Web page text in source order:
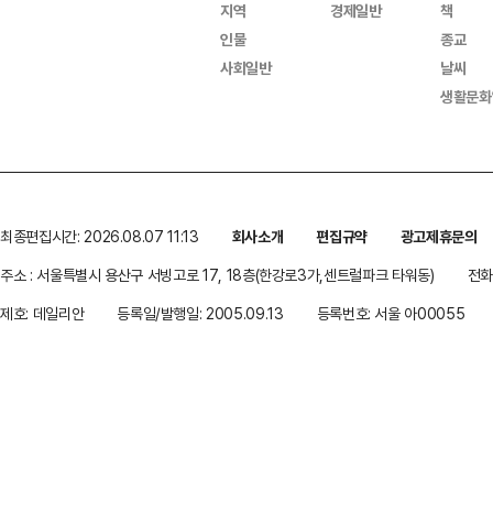
지역
인물
사회일반
경제일반
책
종교
날씨
생활문
최종편집시간: 2026.08.07 11:13 회사소개 편집규약
광고제휴문의
주소 : 서울특별시 용산구 서빙고로 17, 18층(한강로3가,센트럴파크 타워동)
전
제호: 데일리안
등록일/발행일: 2005.09.13 등록번호: 서울 아00055